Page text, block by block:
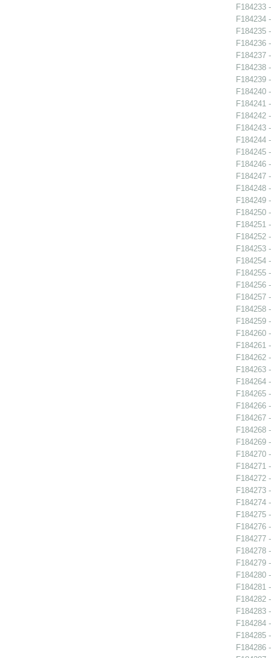
F184233
F184234
F184235
F184236
F184237
F184238
F184239
F184240
F184241
F184242
F184243
F184244
F184245
F184246
F184247
F184248
F184249
F184250
F184251
F184252
F184253
F184254
F184255
F184256
F184257
F184258
F184259
F184260
F184261
F184262
F184263
F184264
F184265
F184266
F184267
F184268
F184269
F184270
F184271
F184272
F184273
F184274
F184275
F184276
F184277
F184278
F184279
F184280
F184281
F184282
F184283
F184284
F184285
F184286